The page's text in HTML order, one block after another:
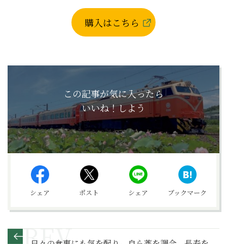
購入はこちら
この記事が気に入ったら
いいね！しよう
シェア ポスト シェア ブックマーク